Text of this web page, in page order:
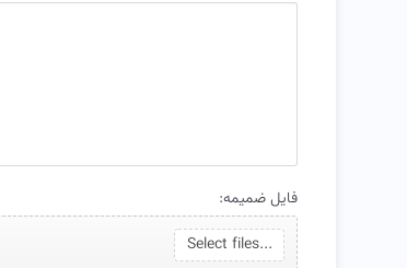
فایل ضمیمه:
Select files...